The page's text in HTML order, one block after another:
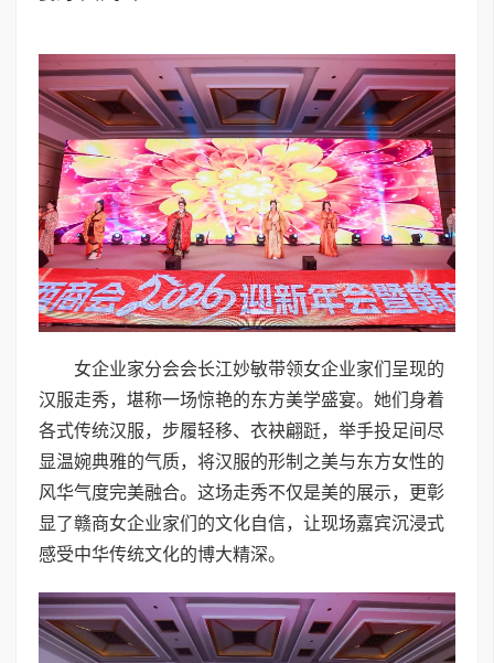
女企业家分会会长江妙敏带领女企业家们呈现的
汉服走秀，堪称一场惊艳的东方美学盛宴。她们身着
各式传统汉服，步履轻移、衣袂翩跹，举手投足间尽
显温婉典雅的气质，将汉服的形制之美与东方女性的
风华气度完美融合。这场走秀不仅是美的展示，更彰
显了赣商女企业家们的文化自信，让现场嘉宾沉浸式
感受中华传统文化的博大精深。